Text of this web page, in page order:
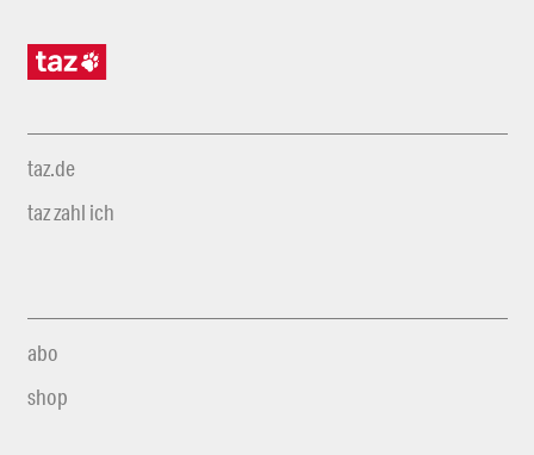
taz.de
taz zahl ich
abo
shop